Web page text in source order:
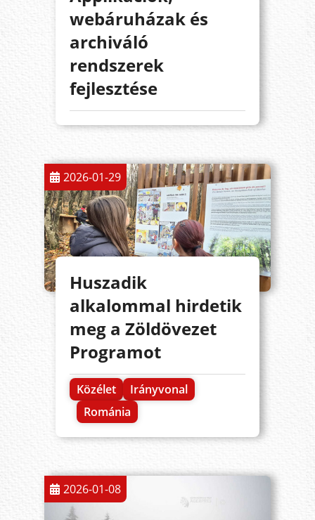
webáruházak és
archiváló
rendszerek
fejlesztése
2026-01-29
Huszadik
alkalommal hirdetik
meg a Zöldövezet
Programot
Közélet
Irányvonal
Románia
2026-01-08